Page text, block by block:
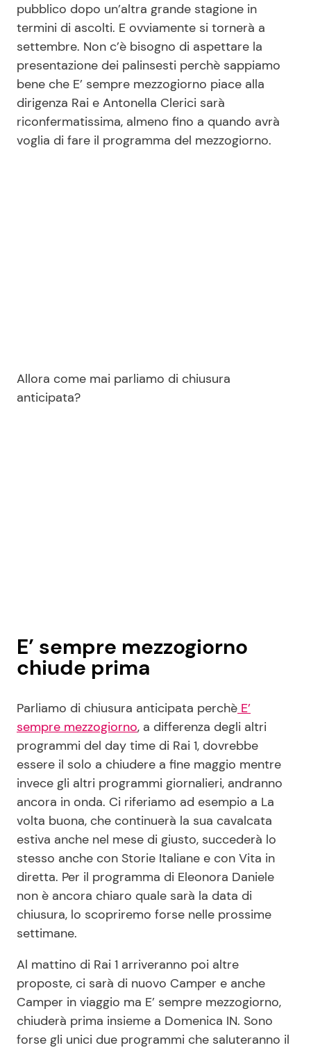
Salute
Viaggi e Turismo
Festività
Ricette Facili e Veloci
Ricette Feste
Ricette per Bambini
Pubblicità
Privacy Policy
pubblico dopo un’altra grande stagione in
termini di ascolti. E ovviamente si tornerà a
settembre. Non c’è bisogno di aspettare la
presentazione dei palinsesti perchè sappiamo
bene che E’ sempre mezzogiorno piace alla
dirigenza Rai e Antonella Clerici sarà
riconfermatissima, almeno fino a quando avrà
voglia di fare il programma del mezzogiorno.
Allora come mai parliamo di chiusura
anticipata?
E’ sempre mezzogiorno
chiude prima
Parliamo di chiusura anticipata perchè E’
sempre mezzogiorno, a differenza degli altri
programmi del day time di Rai 1, dovrebbe
essere il solo a chiudere a fine maggio mentre
invece gli altri programmi giornalieri, andranno
ancora in onda. Ci riferiamo ad esempio a La
volta buona, che continuerà la sua cavalcata
estiva anche nel mese di giusto, succederà lo
stesso anche con Storie Italiane e con Vita in
diretta. Per il programma di Eleonora Daniele
non è ancora chiaro quale sarà la data di
chiusura, lo scopriremo forse nelle prossime
settimane.
Al mattino di Rai 1 arriveranno poi altre
proposte, ci sarà di nuovo Camper e anche
Camper in viaggio ma E’ sempre mezzogiorno,
chiuderà prima insieme a Domenica IN. Sono
forse gli unici due programmi che saluteranno il